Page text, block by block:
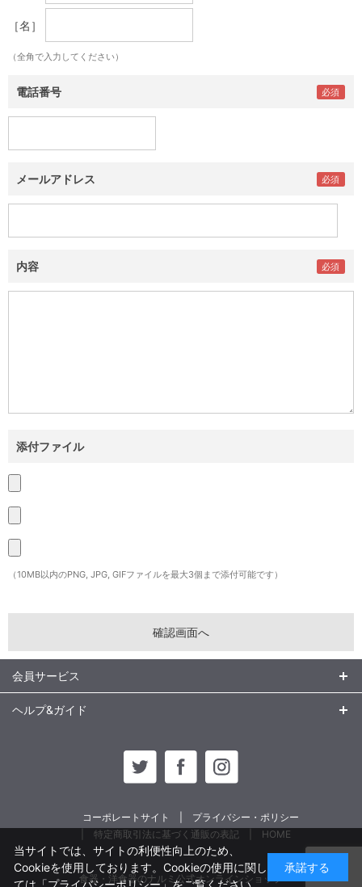
［名］
（全角で入力してください）
電話番号
メールアドレス
内容
添付ファイル
（10MB以内のPNG, JPG, GIFファイルを最大3個まで添付可能です）
会員サービス
ヘルプ&ガイド
コーポレートサイト
プライバシー・ポリシー
特定商取引法に基づく通販の表記
HOME
食器・洋食器のナルミ公式オンラインショップ
当サイトでは、サイトの利便性向上のため、
Cookieを使用しております。Cookieの使用に関し
承諾する